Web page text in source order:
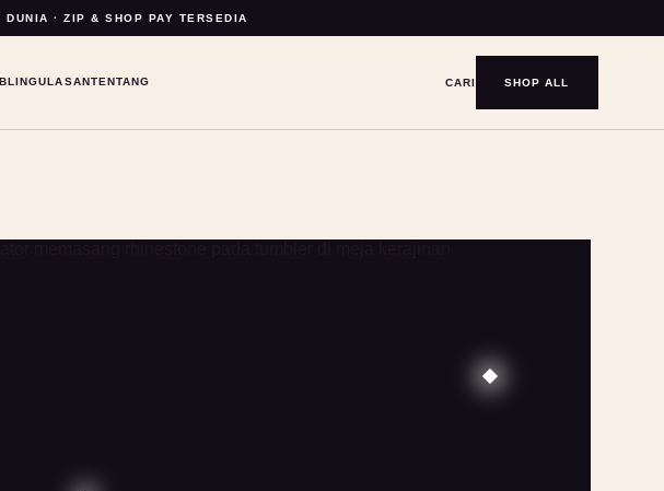
DUNIA · ZIP & SHOP PAY TERSEDIA
ULASANTENTANG CARI SHOP ALL